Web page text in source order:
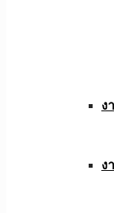
ง
ง